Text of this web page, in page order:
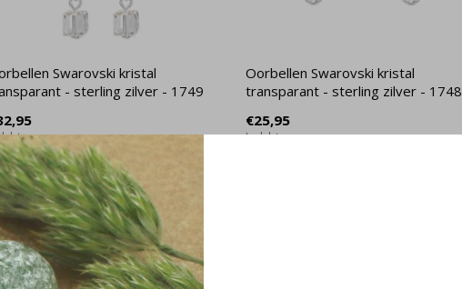
Swarovski kristal
- sterling zilver - 1749
btw
Oorbellen Swarovski kristal
transparant - sterling zilver - 1748
€25,95
Incl. btw